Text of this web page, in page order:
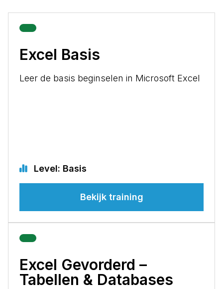
Excel Basis
Leer de basis beginselen in Microsoft Excel
Level: Basis
Bekijk training
Excel Gevorderd –
Tabellen & Databases